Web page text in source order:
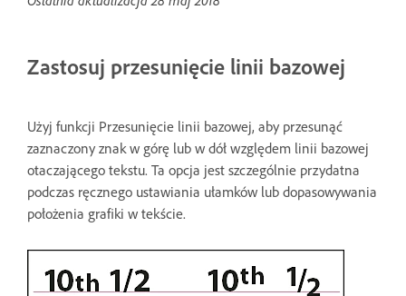
Zastosuj przesunięcie linii bazowej
Użyj funkcji Przesunięcie linii bazowej, aby przesunąć
zaznaczony znak w górę lub w dół względem linii bazowej
otaczającego tekstu. Ta opcja jest szczególnie przydatna
podczas ręcznego ustawiania ułamków lub dopasowywania
położenia grafiki w tekście.